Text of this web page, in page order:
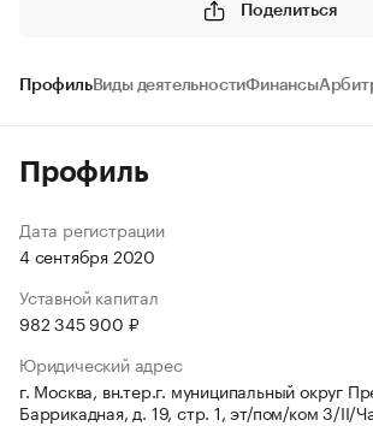
Поделиться
ПрофильВиды деятельностиФинансы
Профиль
Дата регистрации
4 сентября 2020
Уставной капитал
982 345 900 ₽
Юридический адрес
г. Москва, вн.тер.г. муниципальный округ
Баррикадная, д. 19, стр. 1, эт/пом/ком 3/II/